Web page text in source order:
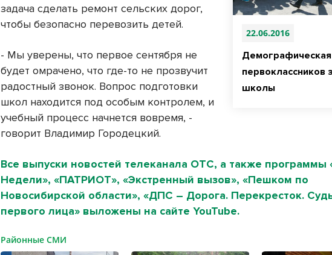
22.06.2016
первоклассников
школы
задача сделать ремонт сельских дорог,
чтобы безопасно перевозить детей.
- Мы уверены, что первое сентября не
будет омрачено, что где-то не прозвучит
радостный звонок. Вопрос подготовки
школ находится под особым контролем, и
учебный процесс начнется вовремя, -
говорит Владимир Городецкий.
Все выпуски новостей телеканала ОТС, а также программы
Недели», «ПАТРИОТ», «Экстренный вызов», «Пешком по
Новосибирской области», «ДПС – Дорога. Перекресток.
первого лица» выложены на сайте YouTube.
Районные СМИ